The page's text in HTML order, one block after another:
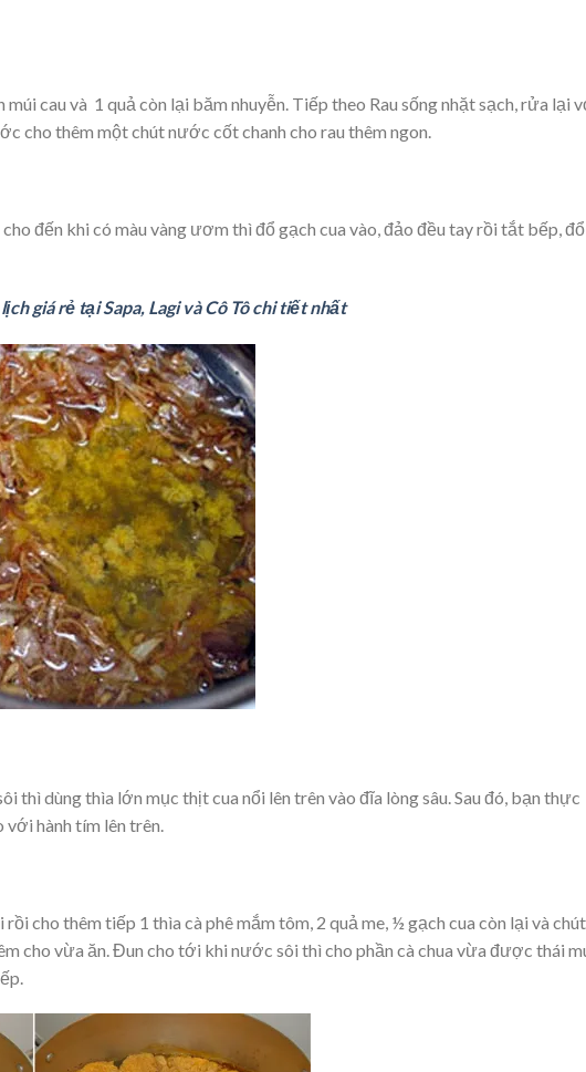
múi cau và 1 quả còn lại băm nhuyễn. Tiếp theo Rau sống nhặt sạch, rửa lại
cho thêm một chút nước cốt chanh cho rau thêm ngon.
đến khi có màu vàng ươm thì đổ gạch cua vào, đảo đều tay rồi tắt bếp,
giá rẻ tại Sapa, Lagi và Cô Tô chi tiết nhất
thì dùng thìa lớn mục thịt cua nổi lên trên vào đĩa lòng sâu. Sau đó, bạn thực
với hành tím lên trên.
rồi cho thêm tiếp 1 thìa cà phê mắm tôm, 2 quả me, ½ gạch cua còn lại và chút
cho vừa ăn. Đun cho tới khi nước sôi thì cho phần cà chua vừa được thái